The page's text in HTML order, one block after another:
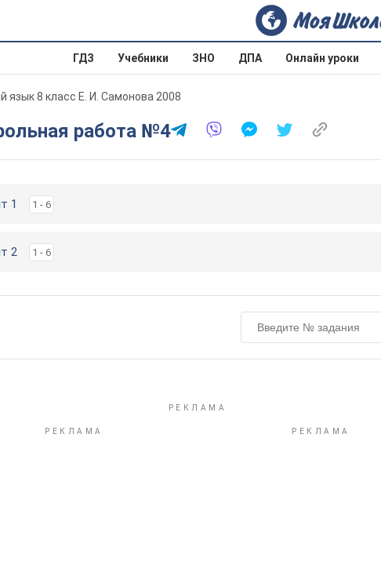
ГДЗ Учебники ЗНО ДПА Онлайн уроки
язык 8 класс Е. И. Самонова 2008
работа №4
1 1 - 6
2 1 - 6